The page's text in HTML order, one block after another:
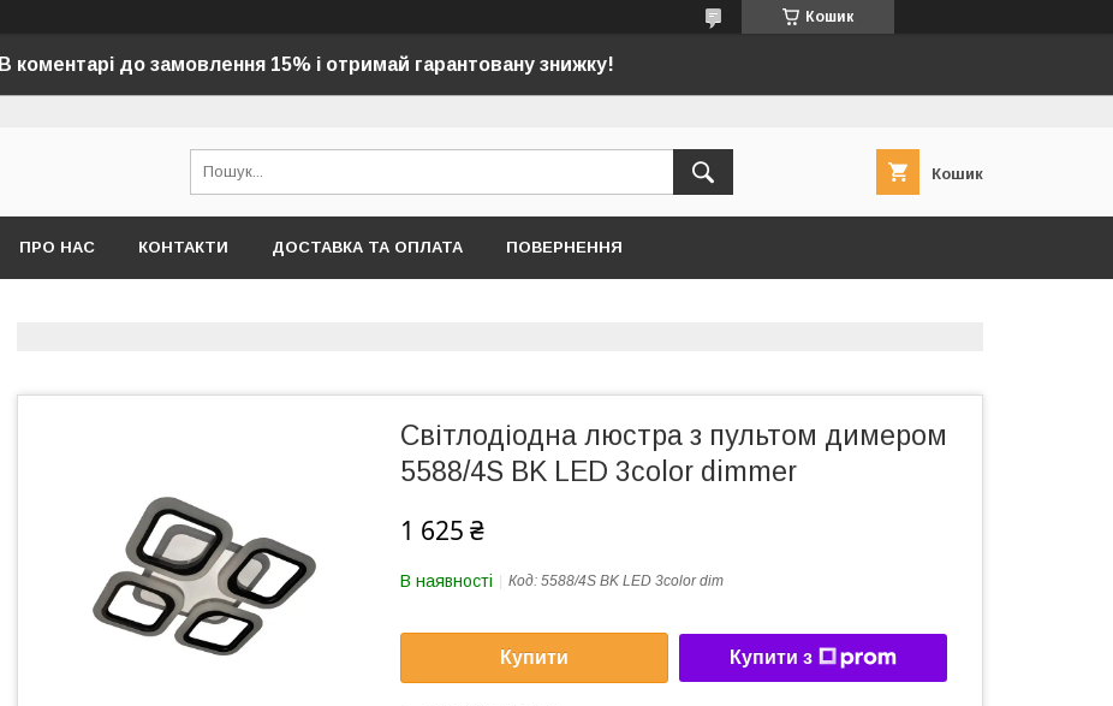
Кошик
В коментарі до замовлення 15% і отримай гарантовану знижку!
Кошик
ПРО НАС КОНТАКТИ ДОСТАВКА ТА ОПЛАТА ПОВЕРНЕННЯ
Світлодіодна люстра з пультом димером
5588/4S BK LED 3color dimmer
1 625 ₴
В наявності Код: 5588/4S BK LED 3color dim
Купити Купити з